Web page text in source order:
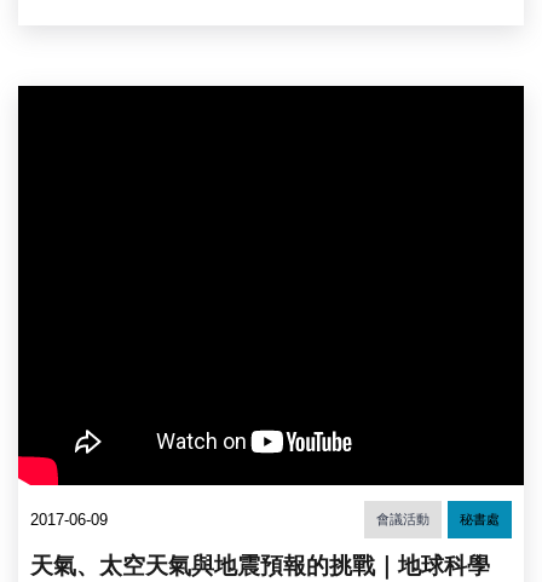
2017-06-09 會議活動 秘書處
天氣、太空天氣與地震預報的挑戰｜地球科學